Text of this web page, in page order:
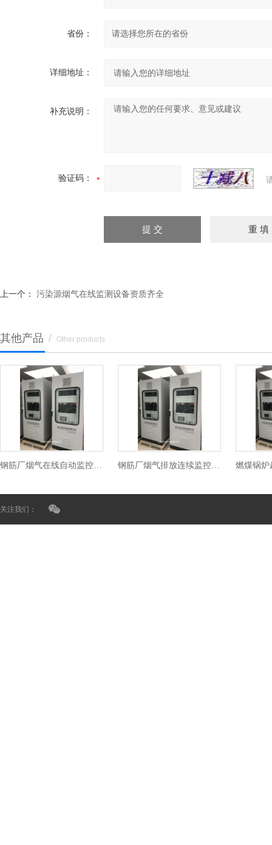
省份：
详细地址：
补充说明：
验证码：
上一个： 污染源烟气在线监测设备资质齐全
其他产品 / Other products
钢筋厂烟气在线自动监控设备 钢筋厂烟气排放连续监控系统价格
关注我们：